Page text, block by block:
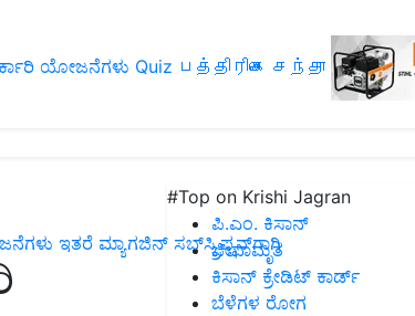
ಯೋಜನೆಗಳು Quiz பத்திரிகை சந்தா
ಇತರೆ ಮ್ಯಾಗಜಿನ್‌ ಸಬ್‌ಸ್ಕ್ರಿಪ್ಷನ್‌ಗಾಗಿ
#Top on Krishi Jagran
ಪಿ.ಎಂ. ಕಿಸಾನ್
ಜೀವಾಮೃತ
ಕಿಸಾನ್ ಕ್ರೇಡಿಟ್ ಕಾರ್ಡ್
ಬೆಳೆಗಳ ರೋಗ